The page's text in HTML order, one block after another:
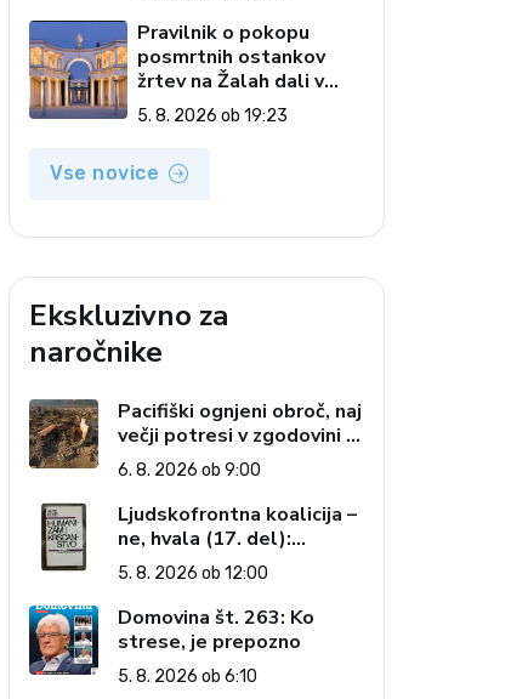
Pravilnik o pokopu
posmrtnih ostankov
žrtev na Žalah dali v
javno razpravo
5. 8. 2026 ob 19:23
Vse novice
Ekskluzivno za
naročnike
Pacifiški ognjeni obroč, naj
večji potresi v zgodovini in
cena pozabe
6. 8. 2026 ob 9:00
Ljudskofrontna koalicija –
ne, hvala (17. del):
Priprave na sestop z
oblasti – dvorska
opozicija 6: Gramsci na
delu: Revija 2000 in
revolucionarna izvotlitev
krščanstva
5. 8. 2026 ob 12:00
Domovina št. 263: Ko
strese, je prepozno
5. 8. 2026 ob 6:10